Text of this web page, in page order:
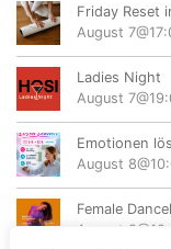
Friday Reset
August
Ladies Night
August
Emotionen
August
Female
August